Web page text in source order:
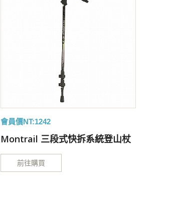
會員價NT:1242
Montrail 三段式快拆系統登山杖
前往購買